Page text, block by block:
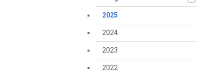
2025
2024
2023
2022